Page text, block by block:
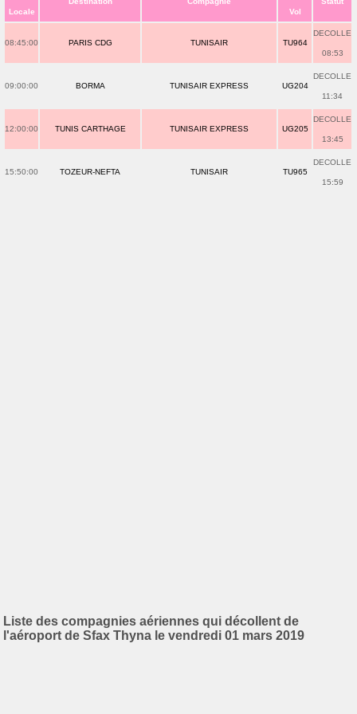
Locale
Vol
08:45:00 PARIS CDG TUNISAIR TU964
DECOLLE
08:53
09:00:00 BORMA TUNISAIR EXPRESS UG204
DECOLLE
11:34
12:00:00 TUNIS CARTHAGE TUNISAIR EXPRESS UG205
DECOLLE
13:45
15:50:00 TOZEUR-NEFTA TUNISAIR TU965
DECOLLE
15:59
Liste des compagnies aériennes qui décollent de
l'aéroport de Sfax Thyna le vendredi 01 mars 2019